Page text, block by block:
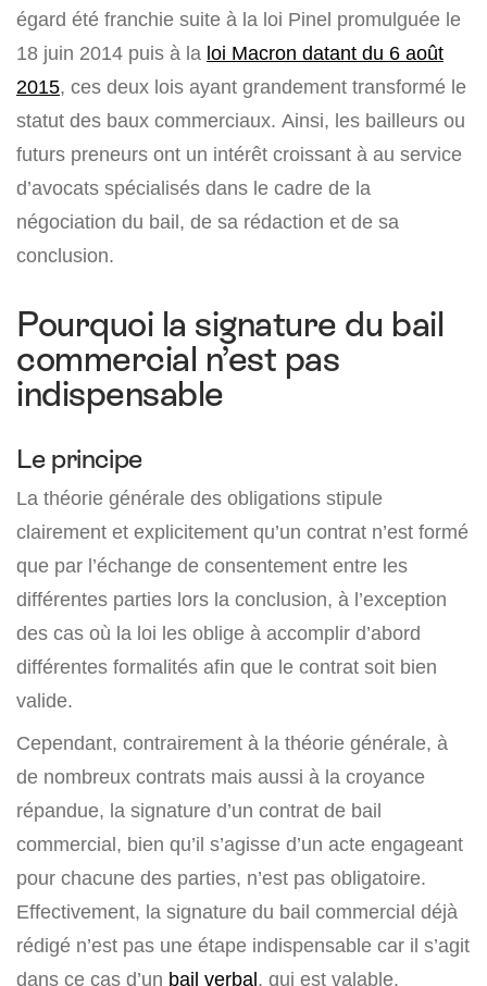
égard été franchie suite à la loi Pinel promulguée le
18 juin 2014 puis à la loi Macron datant du 6 août
2015, ces deux lois ayant grandement transformé le
statut des baux commerciaux. Ainsi, les bailleurs ou
futurs preneurs ont un intérêt croissant à au service
d’avocats spécialisés dans le cadre de la
négociation du bail, de sa rédaction et de sa
conclusion.
Pourquoi la signature du bail
commercial n’est pas
indispensable
Le principe
La théorie générale des obligations stipule
clairement et explicitement qu’un contrat n’est formé
que par l’échange de consentement entre les
différentes parties lors la conclusion, à l’exception
des cas où la loi les oblige à accomplir d’abord
différentes formalités afin que le contrat soit bien
valide.
Cependant, contrairement à la théorie générale, à
de nombreux contrats mais aussi à la croyance
répandue, la signature d’un contrat de bail
commercial, bien qu’il s’agisse d’un acte engageant
pour chacune des parties, n’est pas obligatoire.
Effectivement, la signature du bail commercial déjà
rédigé n’est pas une étape indispensable car il s’agit
dans ce cas d’un bail verbal, qui est valable.